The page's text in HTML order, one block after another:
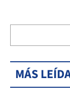
MÁS